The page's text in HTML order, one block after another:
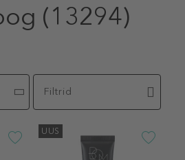
(13294)
Filtrid
UUS